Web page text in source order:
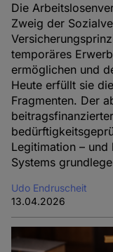
Die
Zweig der
temporäres
ermöglichen und
Heute erfüllt sie
Fragmenten. Der
Legitimation – und
Systems
Udo Endruscheit
13.04.2026